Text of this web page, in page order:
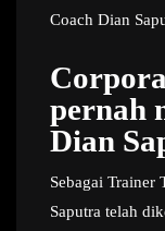
Coach Dian
pernah
Dian
Sebagai Trainer
Saputra telah